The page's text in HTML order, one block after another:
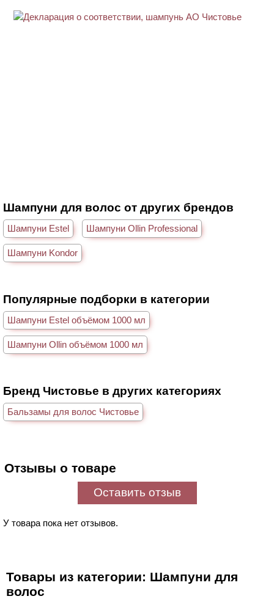
Шампуни для волос от других брендов
Шампуни Estel Шампуни Ollin Professional
Шампуни Kondor
Популярные подборки в категории
Шампуни Estel объёмом 1000 мл
Шампуни Ollin объёмом 1000 мл
Бренд Чистовье в других категориях
Бальзамы для волос Чистовье
Отзывы о товаре
Оставить отзыв
У товара пока нет отзывов.
Товары из категории: Шампуни для
волос